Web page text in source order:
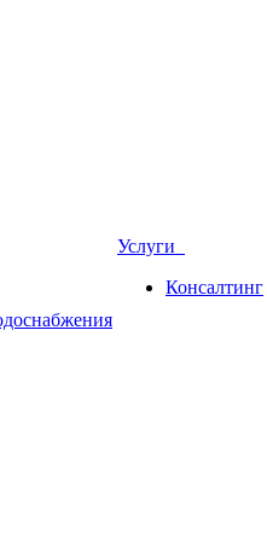
Услуги
Консалтинг